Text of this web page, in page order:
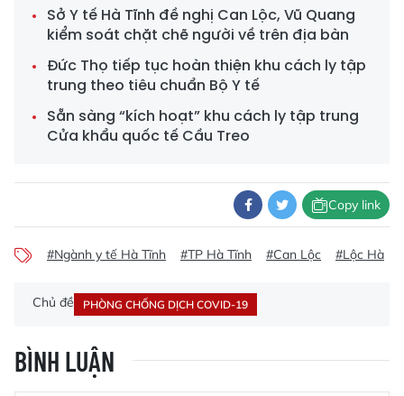
Sở Y tế Hà Tĩnh đề nghị Can Lộc, Vũ Quang
kiểm soát chặt chẽ người về trên địa bàn
Đức Thọ tiếp tục hoàn thiện khu cách ly tập
trung theo tiêu chuẩn Bộ Y tế
Sẵn sàng “kích hoạt” khu cách ly tập trung
Cửa khẩu quốc tế Cầu Treo
Copy link
#Ngành y tế Hà Tĩnh #TP Hà Tĩnh #Can Lộc #Lộc Hà
Chủ đề PHÒNG CHỐNG DỊCH COVID-19
BÌNH LUẬN